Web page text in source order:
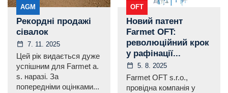
AGM
Рекордні продажі
сівалок
7. 11. 2025
Цей рік видається дуже
успішним для Farmet a.
s. наразі. За
попередніми оцінками...
OFT
Новий патент
Farmet OFT:
революційний крок
у рафінації...
5. 8. 2025
Farmet OFT s.r.o.,
провідна компанія у